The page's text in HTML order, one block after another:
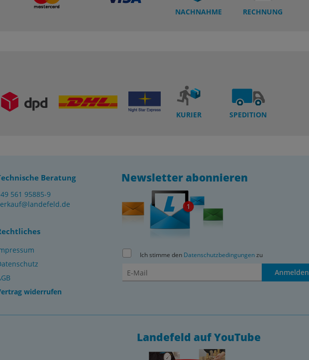
NACHNAHME RECHNUNG
KURIER SPEDITION
Beratung
561 95885-9
widerrufen
Newsletter abonnieren
Ich stimme den Datenschutzbedingungenzu
Anmelden
Landefeld auf YouTube